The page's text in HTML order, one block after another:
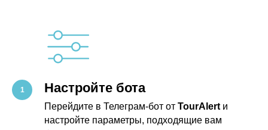
Настройте бота
Перейдите в Телеграм-бот от TourAlert и
настройте параметры, подходящие вам